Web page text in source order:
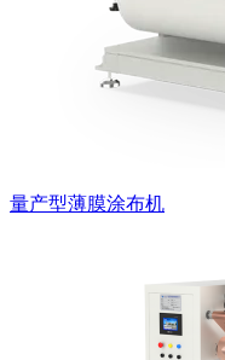
量产型薄膜涂布机